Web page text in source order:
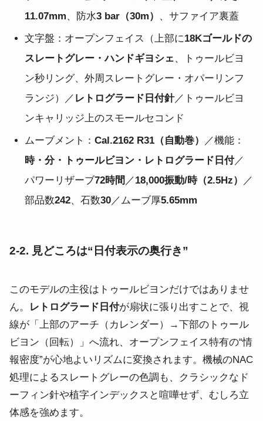
11.07mm、防水3 bar（30m） 、サファイア裏蓋
文字盤：オープンフェイス（上部に18Kゴールドの
スレートグレー・ハンドギヨシェ、トゥールビヨ
ン秒リング、外周スレートグレー・オパーリンフ
ランジ）／ レトログラード日付針／トゥールビヨ
ンキャリッジ上のスモールセコンド
ムーブメント： Cal.2162 R31（自動巻）
／機能：
時・分・トゥールビヨン・レトログラード日付／
パワーリザーブ72時間 ／18,000振動/時（2.5Hz）
／
部品数242、石数30／ムーブ厚5.65mm
2-2. 見どころは“日付表示の奥行き”
このモデルの主役はトゥールビヨンだけではありませ
ん。 レトログラード日付が扇状に張り出すことで、視
線が「上部のアーチ（カレンダー）→下部のトゥール
ビヨン（回転）」へ流れ、オープンフェイス特有の“情
報密度”が心地よいリズムに変換されます。機械のNAC
処理によるスレートグレーの色調も、クラシックなド
ーフィン針や植字インデックスと喧嘩せず、むしろ立
体感を強めます。